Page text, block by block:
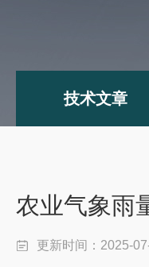
技术文章
农业气象雨
更新时间：2025-